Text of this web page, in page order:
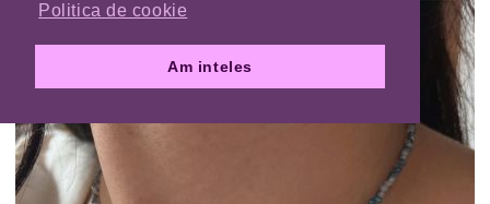
Politica de cookie
Am inteles